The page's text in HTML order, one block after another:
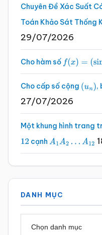
Chuyên Đề Xác Suất
Toán Khảo Sát Thống
29/07/2026
Cho hàm số f(x)=(sinx
Cho cấp số cộng (un),
27/07/2026
Một khung hình trang
12 cạnh A1A2…A 12
DANH MỤC